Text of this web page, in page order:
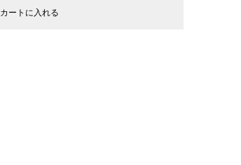
カートに入れる